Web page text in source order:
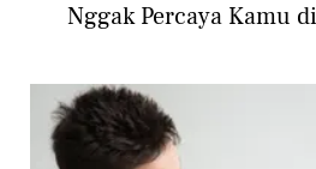
Nggak Percaya Kamu